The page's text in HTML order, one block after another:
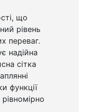
що
рівень
переваг.
надійна
сітка
функції